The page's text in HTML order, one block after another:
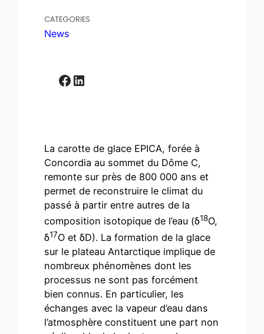
CATEGORIES
News
Facebook LinkedIn
La carotte de glace EPICA, forée à
Concordia au sommet du Dôme C,
remonte sur près de 800 000 ans et
permet de reconstruire le climat du
passé à partir entre autres de la
composition isotopique de l’eau (δ18O,
δ17O et δD). La formation de la glace
sur le plateau Antarctique implique de
nombreux phénomènes dont les
processus ne sont pas forcément
bien connus. En particulier, les
échanges avec la vapeur d’eau dans
l’atmosphère constituent une part non